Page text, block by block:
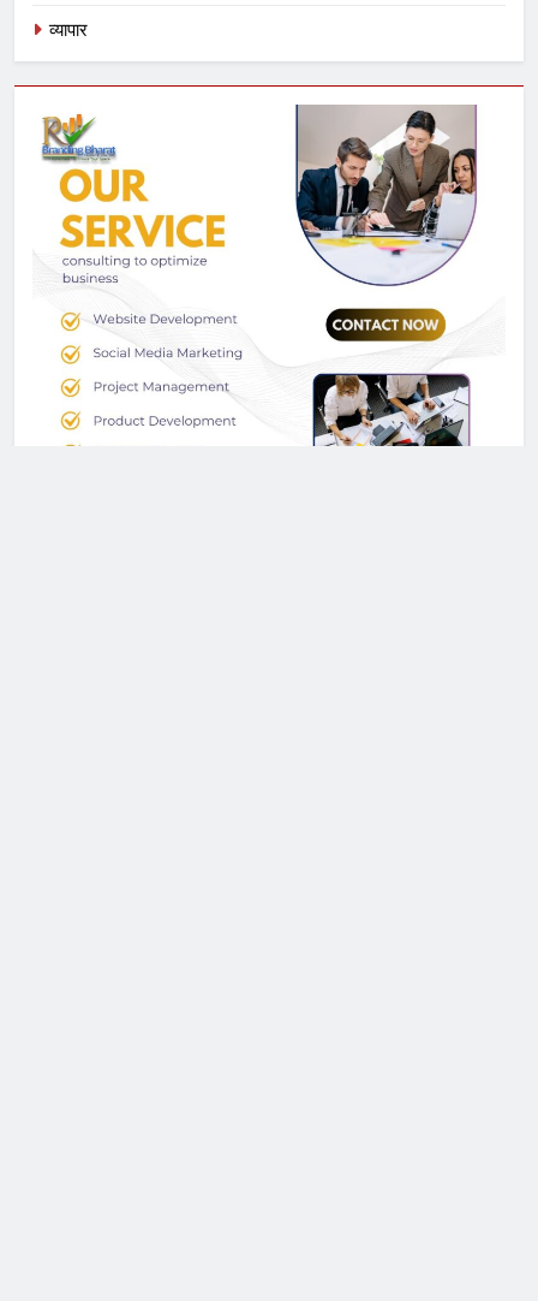
व्यापार